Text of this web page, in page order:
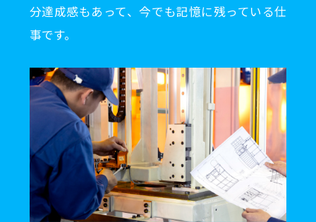
分達成感もあって、今でも記憶に残っている仕
事です。